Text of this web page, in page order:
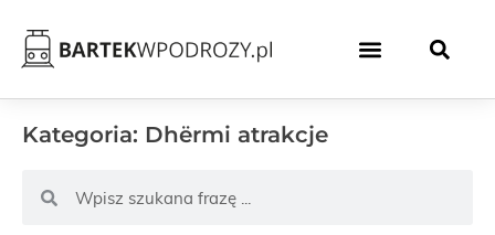
Kategoria: Dhërmi atrakcje